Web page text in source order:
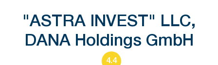
"ASTRA INVEST" LLC,
DANA Holdings GmbH
4.4